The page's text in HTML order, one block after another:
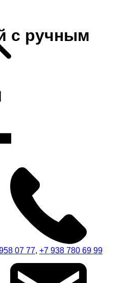
07 77, +7 938 780 69 99
с ручным